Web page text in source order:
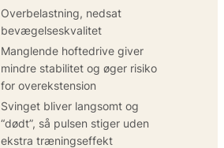
Overbelastning, nedsat
bevægelseskvalitet
Manglende hofte­drive giver
mindre stabilitet og øger risiko
for over­ekstension
Svinget bliver langsomt og
“dødt”, så pulsen stiger uden
ekstra trænings­effekt